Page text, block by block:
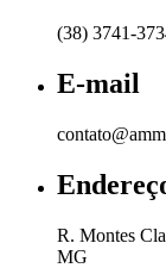
(38) 3741-
E-mail
R. Montes
MG